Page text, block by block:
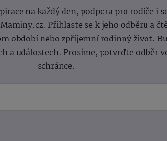
na každý den, podpora pro rodiče i
Přihlaste se k jeho odběru a
období nebo zpříjemní rodinný život.
a událostech. Prosíme, potvrďte odběr
schránce.